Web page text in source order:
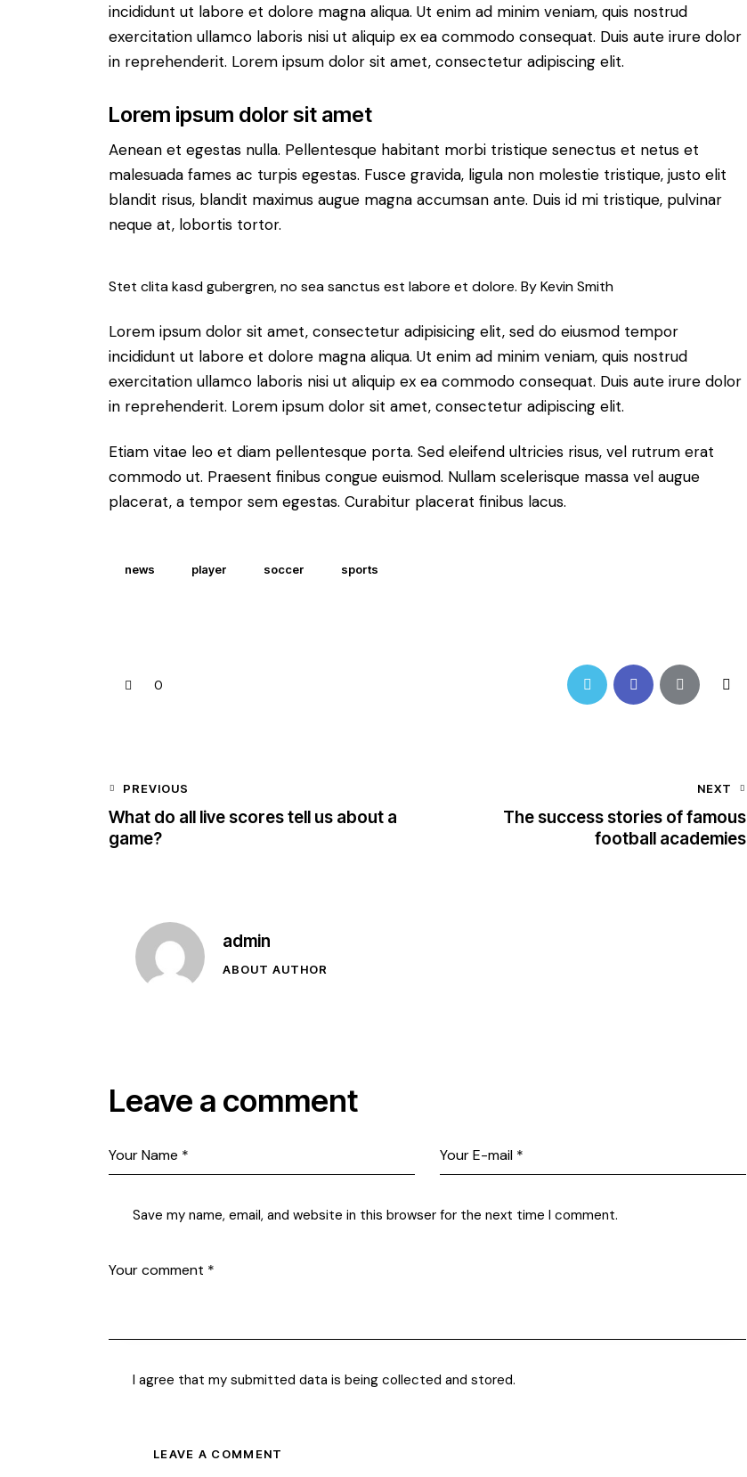
incididunt ut labore et dolore magna aliqua. Ut enim ad minim veniam, quis nostrud
exercitation ullamco laboris nisi ut aliquip ex ea commodo consequat. Duis aute irure dolor
in reprehenderit. Lorem ipsum dolor sit amet, consectetur adipiscing elit.
Lorem ipsum dolor sit amet
Aenean et egestas nulla. Pellentesque habitant morbi tristique senectus et netus et
malesuada fames ac turpis egestas. Fusce gravida, ligula non molestie tristique, justo elit
blandit risus, blandit maximus augue magna accumsan ante. Duis id mi tristique, pulvinar
neque at, lobortis tortor.
Stet clita kasd gubergren, no sea sanctus est labore et dolore. ByKevin Smith
Lorem ipsum dolor sit amet, consectetur adipisicing elit, sed do eiusmod tempor
incididunt ut labore et dolore magna aliqua. Ut enim ad minim veniam, quis nostrud
exercitation ullamco laboris nisi ut aliquip ex ea commodo consequat. Duis aute irure dolor
in reprehenderit. Lorem ipsum dolor sit amet, consectetur adipiscing elit.
Etiam vitae leo et diam pellentesque porta. Sed eleifend ultricies risus, vel rutrum erat
commodo ut. Praesent finibus congue euismod. Nullam scelerisque massa vel augue
placerat, a tempor sem egestas. Curabitur placerat finibus lacus.
news player soccer sports
0
PREVIOUS
What do all live scores tell us about a
game?
NEXT
The success stories of famous
football academies
admin
ABOUT AUTHOR
Leave a comment
Save my name, email, and website in this browser for the next time I comment.
I agree that my submitted data is being collected and stored.